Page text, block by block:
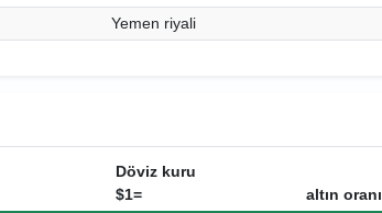
Yemen riyali
Döviz kuru
$1=
altın oranı